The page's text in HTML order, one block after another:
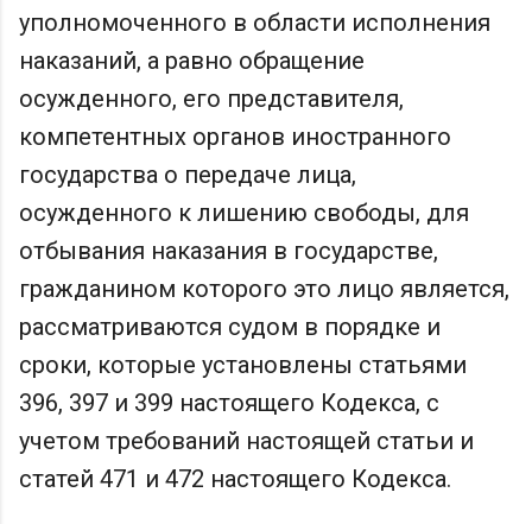
уполномоченного в области исполнения
наказаний, а равно обращение
осужденного, его представителя,
компетентных органов иностранного
государства о передаче лица,
осужденного к лишению свободы, для
отбывания наказания в государстве,
гражданином которого это лицо является,
рассматриваются судом в порядке и
сроки, которые установлены статьями
396, 397 и 399 настоящего Кодекса, с
учетом требований настоящей статьи и
статей 471 и 472 настоящего Кодекса.